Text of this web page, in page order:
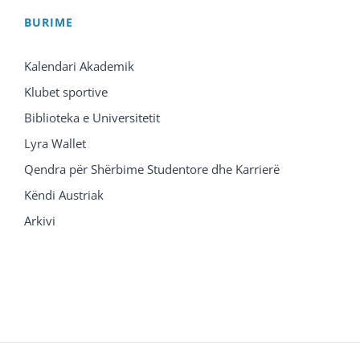
BURIME
Kalendari Akademik
Klubet sportive
Biblioteka e Universitetit
Lyra Wallet
Qendra për Shërbime Studentore dhe Karrierë
Këndi Austriak
Arkivi